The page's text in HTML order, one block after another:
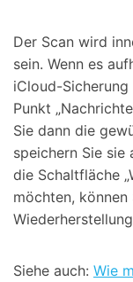
Der Scan wird
sein. Wenn es
iCloud-Sicherung
Punkt
Sie dann die
speichern Sie sie
die Schaltfläche
möchten,
Siehe auch: Wie